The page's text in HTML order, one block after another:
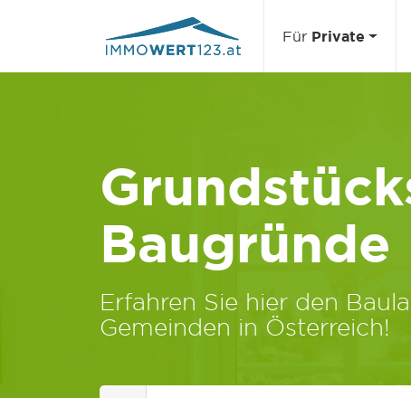
Für Private
Baugründe
Erfahren Sie hier den
Gemeinden in Österreich!